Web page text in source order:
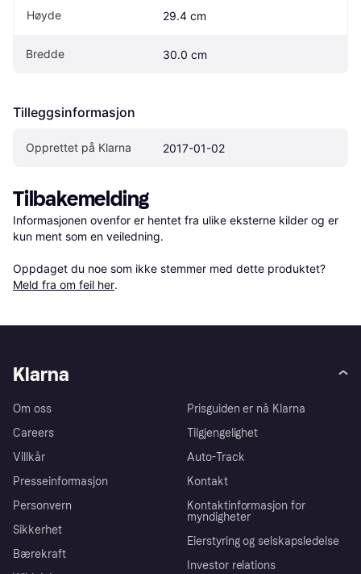
Høyde 29.4 cm
Bredde 30.0 cm
Tilleggsinformasjon
Opprettet på Klarna 2017-01-02
Tilbakemelding
Informasjonen ovenfor er hentet fra ulike eksterne kilder og er
kun ment som en veiledning.
Oppdaget du noe som ikke stemmer med dette produktet?
Meld fra om feil her.
Klarna
Om oss
Careers
Villkår
Presseinformasjon
Personvern
Sikkerhet
Bærekraft
Prisguiden er nå Klarna
Tilgjengelighet
Auto-Track
Kontakt
Kontaktinformasjon for
myndigheter
Eierstyring og selskapsledelse
Investor relations